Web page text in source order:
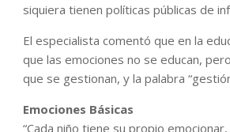
siquiera tienen políticas públicas de
El especialista comentó que en la
que las emociones no se educan,
que se gestionan, y la palabra
Emociones Básicas
“Cada niño tiene su propio